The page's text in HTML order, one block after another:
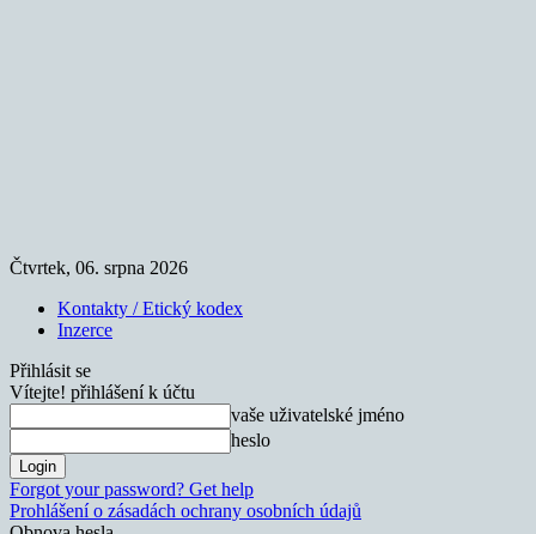
Čtvrtek, 06. srpna 2026
Kontakty / Etický kodex
Inzerce
Přihlásit se
Vítejte! přihlášení k účtu
vaše uživatelské jméno
heslo
Forgot your password? Get help
Prohlášení o zásadách ochrany osobních údajů